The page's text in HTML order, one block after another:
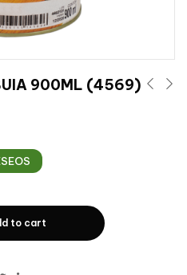
900ML (4569)
to cart